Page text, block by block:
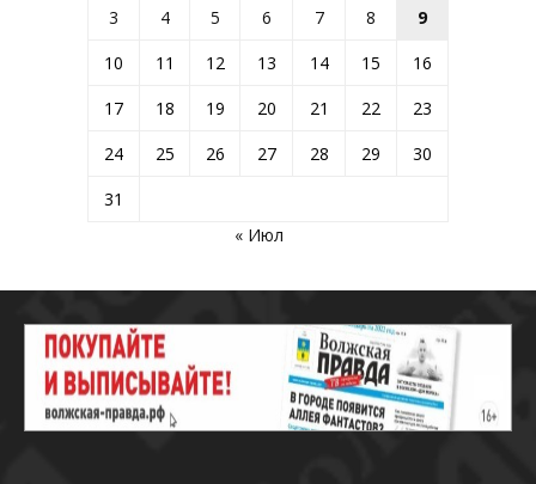
3
4 5 6 7 8
9
10
11 12 13 14 15
16
17
18 19 20 21 22
23
24
25 26 27 28 29
30
31
« Июл